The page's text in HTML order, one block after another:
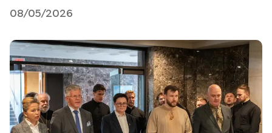
08/05/2026